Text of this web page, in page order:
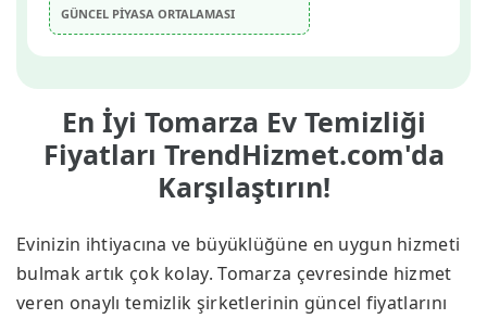
En İyi Tomarza Ev Temizliği
Fiyatları TrendHizmet.com'da
Karşılaştırın!
Evinizin ihtiyacına ve büyüklüğüne en uygun hizmeti
bulmak artık çok kolay. Tomarza çevresinde hizmet
veren onaylı temizlik şirketlerinin güncel fiyatlarını
GÜNCEL PİYASA ORTALAMASI